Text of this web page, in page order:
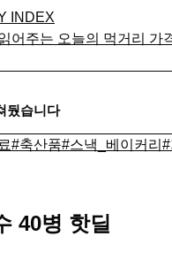
INDEX
어주는 오늘의 먹거리 가
뒀습니다
#축산품#스낵_베이커리 #
40병 핫딜